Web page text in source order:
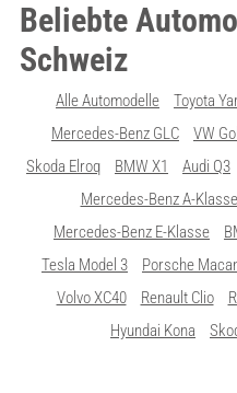
Beliebte
Schweiz
Alle Automodelle Toyota
Mercedes-Benz GLC
VW
Skoda Elroq
BMW X1 Audi Q3
Mercedes-Benz A-Klasse
Mercedes-Benz E-Klasse
Tesla Model 3
Porsche
Volvo XC40
Renault Clio
Hyundai Kona